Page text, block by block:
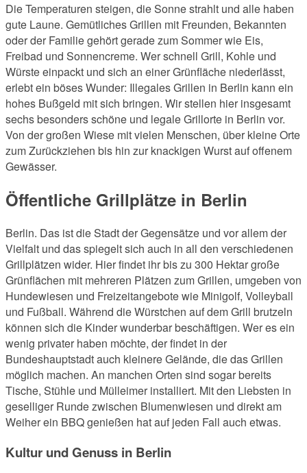
Die Temperaturen steigen, die Sonne strahlt und alle haben
gute Laune. Gemütliches Grillen mit Freunden, Bekannten
oder der Familie gehört gerade zum Sommer wie Eis,
Freibad und Sonnencreme. Wer schnell Grill, Kohle und
Würste einpackt und sich an einer Grünfläche niederlässt,
erlebt ein böses Wunder: Illegales Grillen in Berlin kann ein
hohes Bußgeld mit sich bringen. Wir stellen hier insgesamt
sechs besonders schöne und legale Grillorte in Berlin vor.
Von der großen Wiese mit vielen Menschen, über kleine Orte
zum Zurückziehen bis hin zur knackigen Wurst auf offenem
Gewässer.
Öffentliche Grillplätze in Berlin
Berlin. Das ist die Stadt der Gegensätze und vor allem der
Vielfalt und das spiegelt sich auch in all den verschiedenen
Grillplätzen wider. Hier findet ihr bis zu 300 Hektar große
Grünflächen mit mehreren Plätzen zum Grillen, umgeben von
Hundewiesen und Freizeitangebote wie Minigolf, Volleyball
und Fußball. Während die Würstchen auf dem Grill brutzeln
können sich die Kinder wunderbar beschäftigen. Wer es ein
wenig privater haben möchte, der findet in der
Bundeshauptstadt auch kleinere Gelände, die das Grillen
möglich machen. An manchen Orten sind sogar bereits
Tische, Stühle und Mülleimer installiert. Mit den Liebsten in
geselliger Runde zwischen Blumenwiesen und direkt am
Weiher ein BBQ genießen hat auf jeden Fall auch etwas.
Kultur und Genuss in Berlin